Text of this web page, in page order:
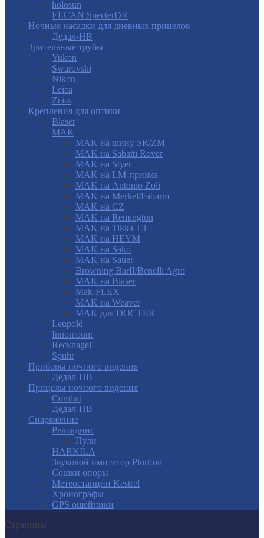
holosun
ELCAN SpecterDR
Ночные насадки для дневных прицелов
Дедал-НВ
Зрительные трубы
Yukon
Swarovski
Nikon
Leica
Zeiss
Крепления для оптики
Blaser
MAK
MAK на шину SR/ZM
MAK на Sabatti Rover
MAK на Styer
MAK на LM-призма
MAK на Antonio Zoli
MAK на Merkel/Fabarm
MAK на CZ
MAK на Remington
MAK на Tikka T3
MAK на HEYM
MAK на Sako
MAK на Sauer
Browning BarII/Benelli Agro
MAK на Blaser
Mak-FLEX
MAK на Weaver
MAK для DOCTER
Leupold
Innomount
Recknagel
Spuhr
Приборы ночного видения
Дедал-НВ
Прицелы ночного видения
Combat
Дедал-НВ
Снаряжение
Релоадинг
Пули
HARKILA
Звуковой имитатор Plurifon
Сошки опоры
Метеостанции Kestrel
Хронографы
GPS ошейники
Страницы